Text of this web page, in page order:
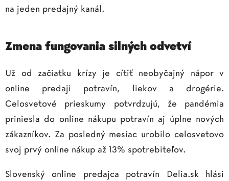
na jeden predajný kanál.
Zmena fungovania silných odvetví
Už od začiatku krízy je cítiť neobyčajný nápor v
online predaji potravín, liekov a drogérie.
Celosvetové prieskumy potvrdzujú, že pandémia
priniesla do online nákupu potravín aj úplne nových
zákazníkov. Za posledný mesiac urobilo celosvetovo
svoj prvý online nákup až 13% spotrebiteľov.
Slovenský online predajca potravín Delia.sk hlási